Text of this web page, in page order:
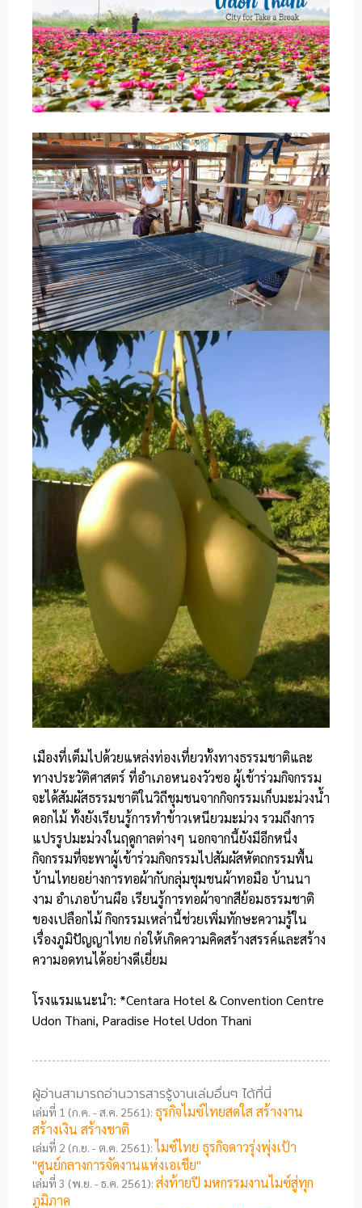
เมืองที่เต็มไปด้วยแหล่งท่องเที่ยวทั้งทางธรรมชาติและ
ทางประวัติศาสตร์ ที่อำเภอหนองวัวซอ ผู้เข้าร่วมกิจกรรม
จะได้สัมผัสธรรมชาติในวิถีชุมชนจากกิจกรรมเก็บมะม่วงน้ำ
ดอกไม้ ทั้งยังเรียนรู้การทำข้าวเหนียวมะม่วง รวมถึงการ
แปรรูปมะม่วงในฤดูกาลต่างๆ นอกจากนี้ยังมีอีกหนึ่ง
กิจกรรมที่จะพาผู้เข้าร่วมกิจกรรมไปสัมผัสหัตถกรรมพื้น
บ้านไทยอย่างการทอผ้ากับกลุ่มชุมชนผ้าทอมือ บ้านนา
งาม อำเภอบ้านผือ เรียนรู้การทอผ้าจากสีย้อมธรรมชาติ
ของเปลือกไม้ กิจกรรมเหล่านี้ช่วยเพิ่มทักษะความรู้ใน
เรื่องภูมิปัญญาไทย ก่อให้เกิดความคิดสร้างสรรค์และสร้าง
ความอดทนได้อย่างดีเยี่ยม
โรงแรมแนะนำ: *Centara Hotel & Convention Centre
Udon Thani, Paradise Hotel Udon Thani
ผู้อ่านสามารถอ่านวารสารรู้งานเล่มอื่นๆ ได้ที่นี่
เล่มที่ 1 (ก.ค. - ส.ค. 2561): ธุรกิจไมซ์ไทยสดใส สร้างงาน
สร้างเงิน สร้างชาติ
เล่มที่ 2 (ก.ย. - ต.ค. 2561): ไมซ์ไทย ธุรกิจดาวรุ่งพุ่งเป้า
"ศูนย์กลางการจัดงานแห่งเอเชีย"
เล่มที่ 3 (พ.ย. - ธ.ค. 2561): ส่งท้ายปี มหกรรมงานไมซ์สู่ทุก
ภูมิภาค